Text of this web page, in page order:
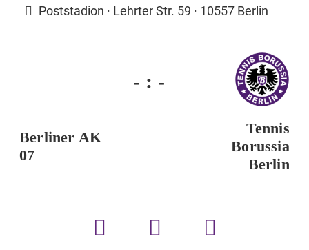
Poststadion · Lehrter Str. 59 · 10557 Berlin
- : -
Berliner AK
07
Tennis
Borussia
Berlin